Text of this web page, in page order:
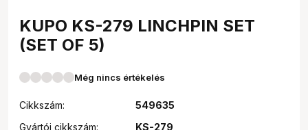
KUPO KS-279 LINCHPIN SET
(SET OF 5)
Még nincs értékelés
Cikkszám:
549635
Gyártói cikkszám:
KS-279